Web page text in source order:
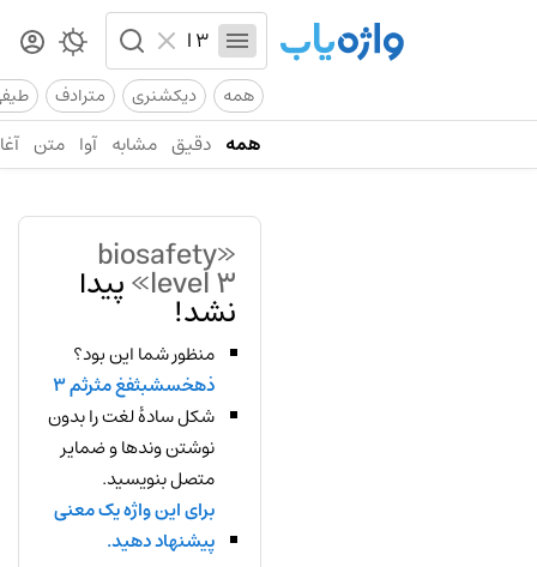
همه دیکشنری مترادف
همه دقیق مشابه آوا متن
«biosafety
level 3» پیدا
نشد!
منظور شما این بود؟
ذهخسشبثفغ مثرثم 3
شکل سادهٔ لغت را بدون
نوشتن وندها و ضمایر
متصل بنویسید.
برای این واژه یک معنی
پیشنهاد دهید.